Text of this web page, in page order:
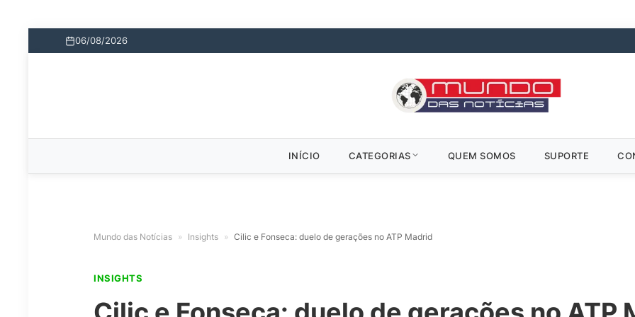
06/08/2026
INÍCIO CATEGORIAS QUEM SOMOS SUPORTE
Mundo das Notícias » Insights » Cilic e Fonseca: duelo de gerações no ATP Madrid
INSIGHTS